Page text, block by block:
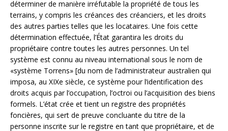
déterminer de manière irréfutable la propriété de tous les
terrains, y compris les créances des créanciers, et les droits
des autres parties telles que les locataires. Une fois cette
détermination effectuée, l’État garantira les droits du
propriétaire contre toutes les autres personnes. Un tel
système est connu au niveau international sous le nom de
«système Torrens» [du nom de l’administrateur australien qui
imposa, au XIXe siècle, ce système pour l’identification des
droits acquis par l’occupation, l’octroi ou l’acquisition des biens
formels. L’état crée et tient un registre des propriétés
foncières, qui sert de preuve concluante du titre de la
personne inscrite sur le registre en tant que propriétaire, et de